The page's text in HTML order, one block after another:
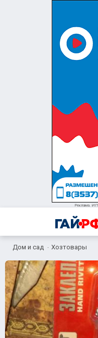
Реклама. ИП
Дом и сад Хозтовары